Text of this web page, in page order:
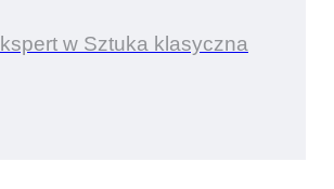
w Sztuka klasyczna